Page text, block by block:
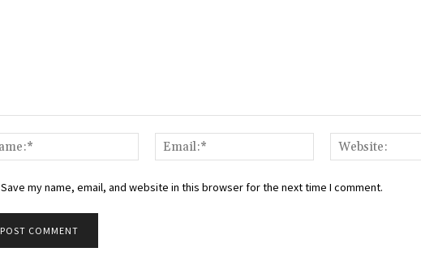
Name:*
Email:*
Save my name, email, and website in this browser for the next time I comment.